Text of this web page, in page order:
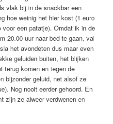
vlak bij in de snackbar een
hoe weinig het hier kost (1 euro
een patatje). Omdat ik in de
20.00 uur naar bed te gaan, val
het avondeten dus maar even
geluiden buiten, het blijken
terug komen en tegen de
bijzonder geluid, net alsof ze
Nog nooit eerder gehoord. En
zijn ze alweer verdwenen en